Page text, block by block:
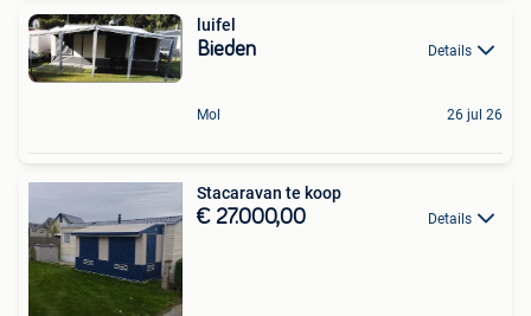
luifel
Bieden Details
Mol 26 jul 26
Stacaravan te koop
€ 27.000,00 Details